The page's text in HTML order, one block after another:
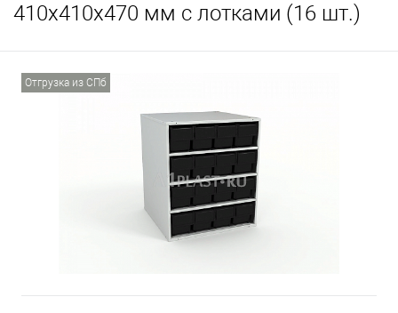
410х410х470 мм с лотками (16 шт.)
Отгрузка из СПб